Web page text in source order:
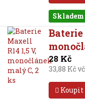
Skladem
Baterie
28 Kč
33,88 Kč
Koupit